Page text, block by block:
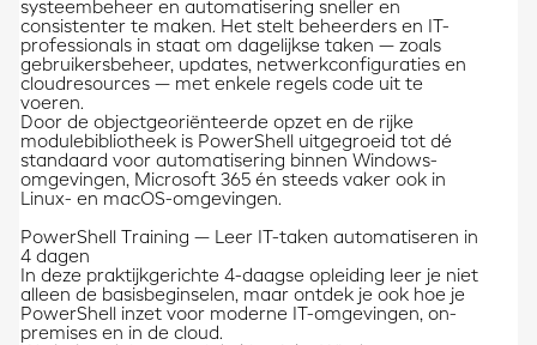
systeembeheer en automatisering sneller en
consistenter te maken. Het stelt beheerders en IT-
professionals in staat om dagelijkse taken — zoals
gebruikersbeheer, updates, netwerkconfiguraties en
cloudresources — met enkele regels code uit te
voeren.
Door de objectgeoriënteerde opzet en de rijke
modulebibliotheek is PowerShell uitgegroeid tot dé
standaard voor automatisering binnen Windows-
omgevingen, Microsoft 365 én steeds vaker ook in
Linux- en macOS-omgevingen.
PowerShell Training — Leer IT-taken automatiseren in
4 dagen
In deze praktijkgerichte 4-daagse opleiding leer je niet
alleen de basisbeginselen, maar ontdek je ook hoe je
PowerShell inzet voor moderne IT-omgevingen, on-
premises en in de cloud.